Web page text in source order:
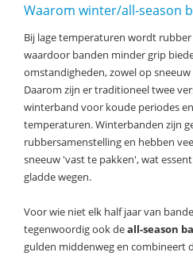
Waarom winter/all-season
Bij lage temperaturen wordt
waardoor banden minder grip
omstandigheden, zowel op
Daarom zijn er traditioneel twee
winterband voor koude periodes
temperaturen. Winterbanden zijn
rubbersamenstelling en hebben
sneeuw 'vast te pakken', wat
gladde wegen.
Voor wie niet elk half jaar van
tegenwoordig ook deall-season
gulden middenweg en combineert